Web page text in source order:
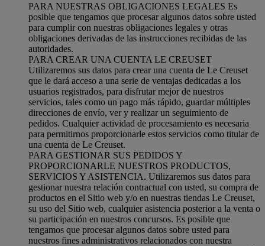
PARA NUESTRAS OBLIGACIONES LEGALES Es
posible que tengamos que procesar algunos datos sobre usted
para cumplir con nuestras obligaciones legales y otras
obligaciones derivadas de las instrucciones recibidas de las
autoridades.
PARA CREAR UNA CUENTA LE CREUSET
Utilizaremos sus datos para crear una cuenta de Le Creuset
que le dará acceso a una serie de ventajas dedicadas a los
usuarios registrados, para disfrutar mejor de nuestros
servicios, tales como un pago más rápido, guardar múltiples
direcciones de envío, ver y realizar un seguimiento de
pedidos. Cualquier actividad de procesamiento es necesaria
para permitirnos proporcionarle estos servicios como titular de
una cuenta de Le Creuset.
PARA GESTIONAR SUS PEDIDOS Y
PROPORCIONARLE NUESTROS PRODUCTOS,
SERVICIOS Y ASISTENCIA. Utilizaremos sus datos para
gestionar nuestra relación contractual con usted, su compra de
productos en el Sitio web y/o en nuestras tiendas Le Creuset,
su uso del Sitio web, cualquier asistencia posterior a la venta o
su participación en nuestros concursos. Es posible que
tengamos que procesar algunos datos sobre usted para
nuestros fines administrativos relacionados con nuestra